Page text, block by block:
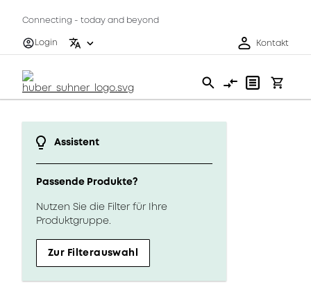
Connecting - today and beyond
Login
Kontakt
Assistent
Passende Produkte?
Nutzen Sie die Filter für Ihre
Produktgruppe.
Zur Filterauswahl